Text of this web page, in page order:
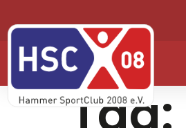
Tag: